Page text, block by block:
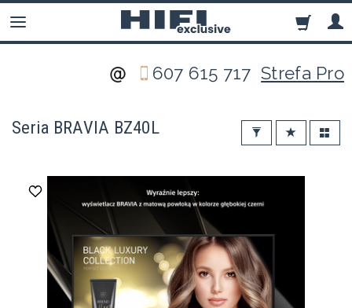
607 615 717Strefa Pro
Seria BRAVIA BZ40L